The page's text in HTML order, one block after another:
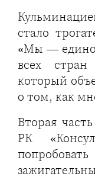
стало
«Мы —
всех
который
о том, как
Вторая
РК